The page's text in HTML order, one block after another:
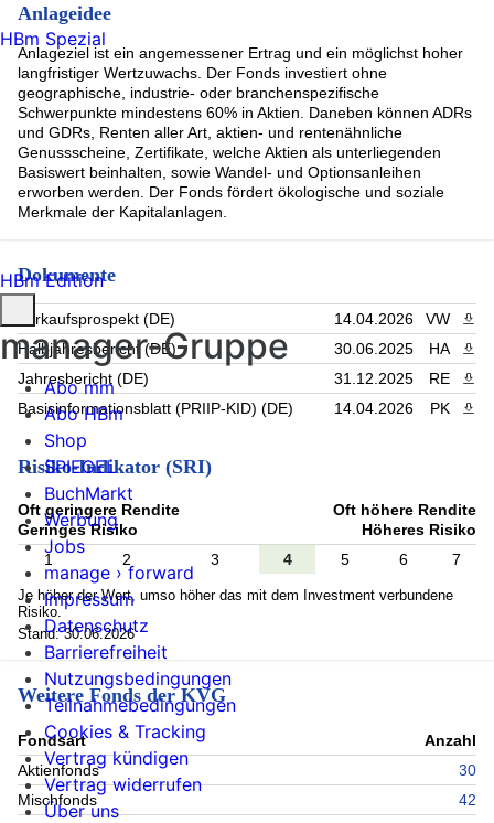
Anlageidee
Anlageziel ist ein angemessener Ertrag und ein möglichst hoher
langfristiger Wertzuwachs. Der Fonds investiert ohne
geographische, industrie- oder branchenspezifische
Schwerpunkte mindestens 60% in Aktien. Daneben können ADRs
und GDRs, Renten aller Art, aktien- und rentenähnliche
Genussscheine, Zertifikate, welche Aktien als unterliegenden
Basiswert beinhalten, sowie Wandel- und Optionsanleihen
erworben werden. Der Fonds fördert ökologische und soziale
Merkmale der Kapitalanlagen.
Dokumente
Verkaufsprospekt (DE) 14.04.2026 VW
Halbjahresbericht (DE)
30.06.2025 HA
Jahresbericht (DE)
31.12.2025 RE
Basisinformationsblatt (PRIIP-KID) (DE)
14.04.2026 PK
Risiko-Indikator (SRI)
Oft geringere Rendite
Geringes Risiko
Oft höhere Rendite
Höheres Risiko
1
2 3 4 5 6 7
Je höher der Wert, umso höher das mit dem Investment verbundene
Risiko.
Stand: 30.06.2026
Weitere Fonds der KVG
Fondsart
Anzahl
Aktienfonds
30
Mischfonds
42
HBm Spezial
HBm Edition
manager-Gruppe
Abo mm
Abo HBm
Shop
SPIEGEL
BuchMarkt
Werbung
Jobs
manage › forward
Impressum
Datenschutz
Barrierefreiheit
Nutzungsbedingungen
Teilnahmebedingungen
Cookies & Tracking
Vertrag kündigen
Vertrag widerrufen
Über uns